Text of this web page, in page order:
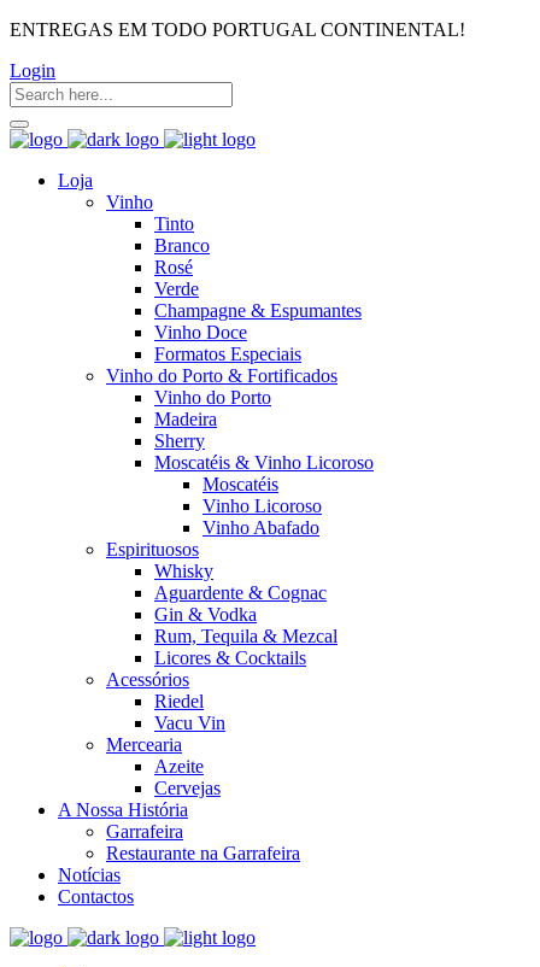
ENTREGAS EM TODO PORTUGAL CONTINENTAL!
Login
Loja
Vinho
Tinto
Branco
Rosé
Verde
Champagne & Espumantes
Vinho Doce
Formatos Especiais
Vinho do Porto & Fortificados
Vinho do Porto
Madeira
Sherry
Moscatéis & Vinho Licoroso
Moscatéis
Vinho Licoroso
Vinho Abafado
Espirituosos
Whisky
Aguardente & Cognac
Gin & Vodka
Rum, Tequila & Mezcal
Licores & Cocktails
Acessórios
Riedel
Vacu Vin
Mercearia
Azeite
Cervejas
A Nossa História
Garrafeira
Restaurante na Garrafeira
Notícias
Contactos